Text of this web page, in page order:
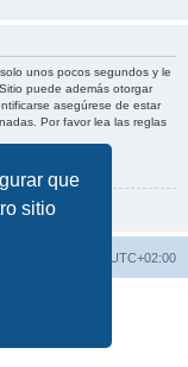
que
sitio
unos pocos segundos y le
puede además otorgar
asegúrese de estar
Por favor lea las reglas
UTC+02:00
Limited